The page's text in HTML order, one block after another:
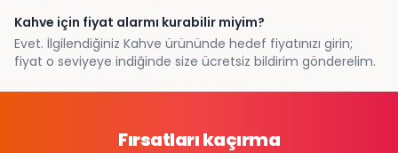
Kahve için fiyat alarmı kurabilir miyim?
Evet. İlgilendiğiniz Kahve ürününde hedef fiyatınızı girin;
fiyat o seviyeye indiğinde size ücretsiz bildirim gönderelim.
Fırsatları kaçırma